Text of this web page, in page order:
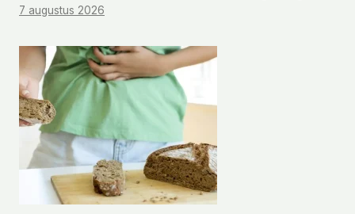
7 augustus 2026